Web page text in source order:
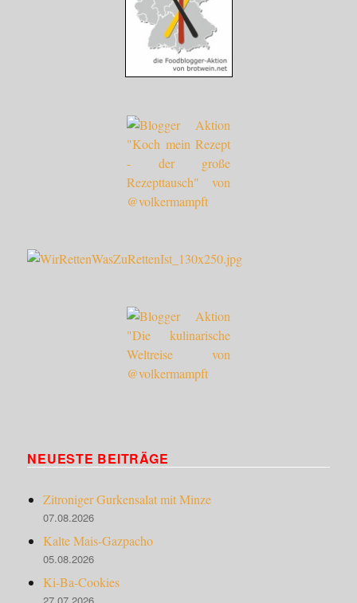
NEUESTE BEITRÄGE
Zitroniger Gurkensalat mit Minze
07.08.2026
Kalte Mais-Gazpacho
05.08.2026
Ki-Ba-Cookies